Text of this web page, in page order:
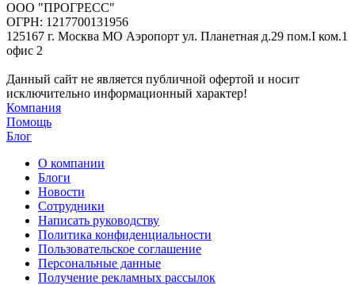
ООО "ПРОГРЕСС"
ОГРН: 1217700131956
125167 г. Москва МО Аэропорт ул. Планетная д.29 пом.I ком.1
офис 2
Данный сайт не является публичной офертой и носит
исключительно информационный характер!
Компания
Помощь
Блог
О компании
Блоги
Новости
Сотрудники
Написать руководству
Политика конфиденциальности
Пользовательское соглашение
Персональные данные
Получение рекламных рассылок